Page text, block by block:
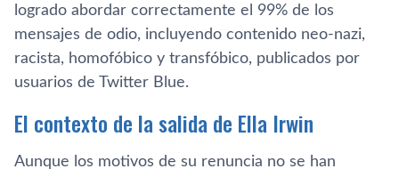
logrado abordar correctamente el 99% de los
mensajes de odio, incluyendo contenido neo-nazi,
racista, homofóbico y transfóbico, publicados por
usuarios de Twitter Blue.
El contexto de la salida de Ella Irwin
Aunque los motivos de su renuncia no se han